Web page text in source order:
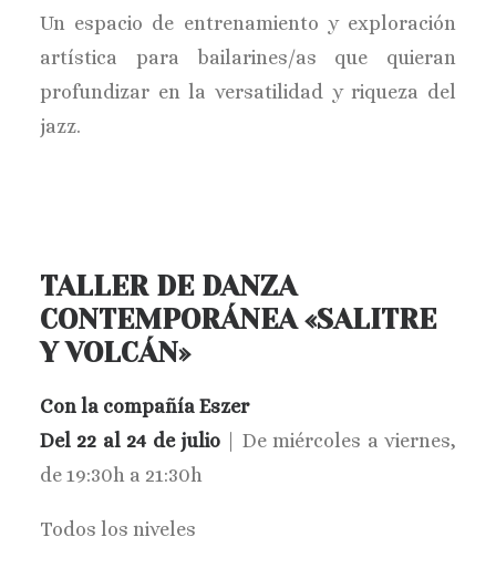
Un espacio de entrenamiento y exploración
artística para bailarines/as que quieran
profundizar en la versatilidad y riqueza del
jazz.
TALLER DE DANZA
CONTEMPORÁNEA «SALITRE
Y VOLCÁN»
Con la compañía Eszer
Del 22 al 24 de julio | De miércoles a viernes,
de 19:30h a 21:30h
Todos los niveles